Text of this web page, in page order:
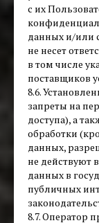
с их
данных и/или
не несет
в том числе
поставщиков
8.6.
запреты на
доступа), а
обработки
данных,
не действуют
данных в
публичных
8.7. Оператор